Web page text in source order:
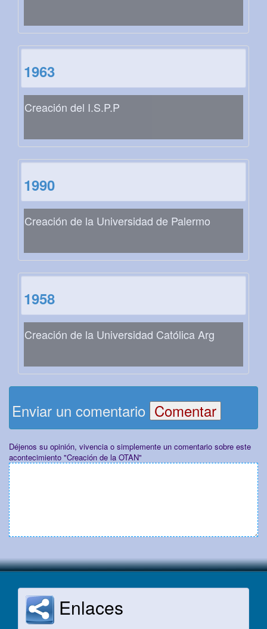
1963
Creación del I.S.P.P
1990
Creación de la Universidad de Palermo
1958
Creación de la Universidad Católica Arg
Enviar un comentario
Déjenos su opinión, vivencia o simplemente un comentario sobre este
acontecimiento "Creación de la OTAN"
Enlaces